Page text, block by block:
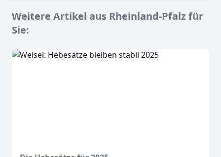
Weitere Artikel aus Rheinland-Pfalz für
Sie: